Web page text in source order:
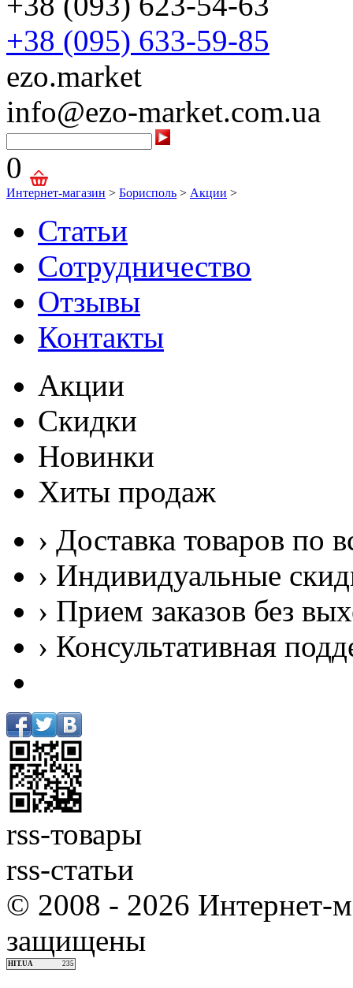
+38 (095) 633-59-85
ezo.market
info@ezo-market.com.ua
0
Интернет-магазин > Борисполь > Акции >
Статьи
Сотрудничество
Отзывы
Контакты
Акции
Скидки
Новинки
Хиты продаж
› Доставка товаров по
› Индивидуальные
› Прием заказов без
› Консультативная
rss-товары
rss-статьи
© 2008 - 2026 Интернет-
защищены
HIT.UA 235